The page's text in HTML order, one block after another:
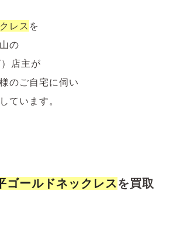
レス を
の
店主が
のご自宅に伺い
ています。
ゴールドネックレス を買取